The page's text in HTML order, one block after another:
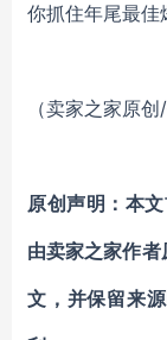
你抓住年尾最佳
（卖家之家原创
原创声明：本
由卖家之家作
文，并保留来